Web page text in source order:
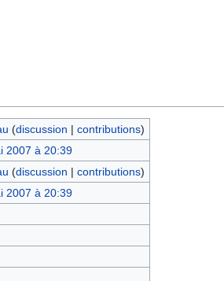
(discussion | contributions)
2007 à 20:39
(discussion | contributions)
2007 à 20:39